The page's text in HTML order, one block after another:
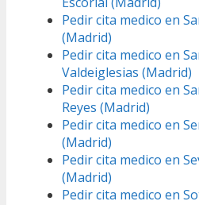
Pedir cita medico en
(Madrid)
Pedir cita medico en
Valdeiglesias (Madrid)
Pedir cita medico en
Reyes (Madrid)
Pedir cita medico en
(Madrid)
Pedir cita medico en
(Madrid)
Pedir cita medico en